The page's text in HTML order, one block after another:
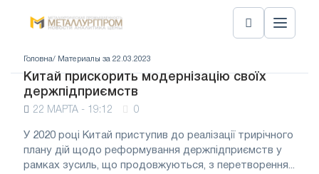
Головна/ Материалы за 22.03.2023
Китай прискорить модернізацію своїх
держпідприємств
22 МАРТА - 19:12 0
У 2020 році Китай приступив до реалізації трирічного
плану дій щодо реформування держпідприємств у
рамках зусиль, що продовжуються, з перетворення...